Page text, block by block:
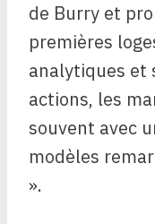
de Burry et
premières
analytiques et
actions, les
souvent avec
modèles
».